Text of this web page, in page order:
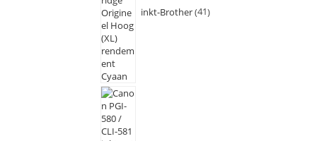
inkt-Brother 41